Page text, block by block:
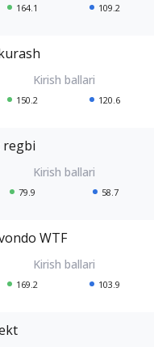
164.1 109.2
150.2 120.6
regbi
79.9 58.7
WTF
169.2 103.9